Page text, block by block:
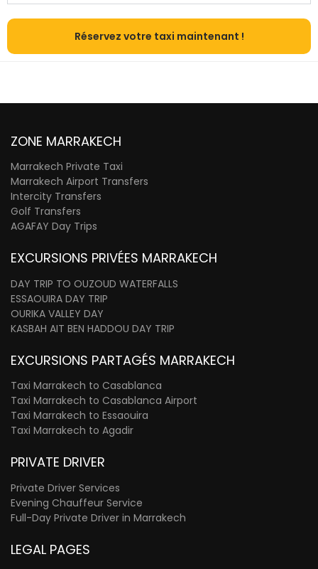
Réservez votre taxi maintenant !
ZONE MARRAKECH
Marrakech Private Taxi
Marrakech Airport Transfers
Intercity Transfers
Golf Transfers
AGAFAY Day Trips
EXCURSIONS PRIVÉES MARRAKECH
DAY TRIP TO OUZOUD WATERFALLS
ESSAOUIRA DAY TRIP
OURIKA VALLEY DAY
KASBAH AIT BEN HADDOU DAY TRIP
EXCURSIONS PARTAGÉS MARRAKECH
Taxi Marrakech to Casablanca
Taxi Marrakech to Casablanca Airport
Taxi Marrakech to Essaouira
Taxi Marrakech to Agadir
PRIVATE DRIVER
Private Driver Services
Evening Chauffeur Service
Full-Day Private Driver in Marrakech
LEGAL PAGES